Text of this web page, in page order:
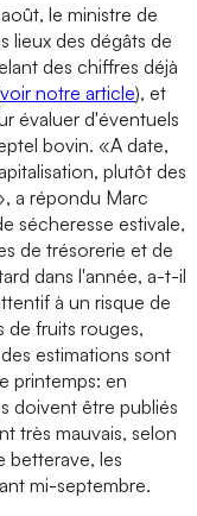
le ministre de
lieux des dégâts de
des chiffres déjà
voir notre article), et
évaluer d'éventuels
bovin. «A date,
plutôt des
a répondu Marc
sécheresse estivale,
de trésorerie et de
dans l'année, a-t-il
à un risque de
de fruits rouges,
estimations sont
printemps: en
doivent être publiés
très mauvais, selon
betterave, les
mi-septembre.